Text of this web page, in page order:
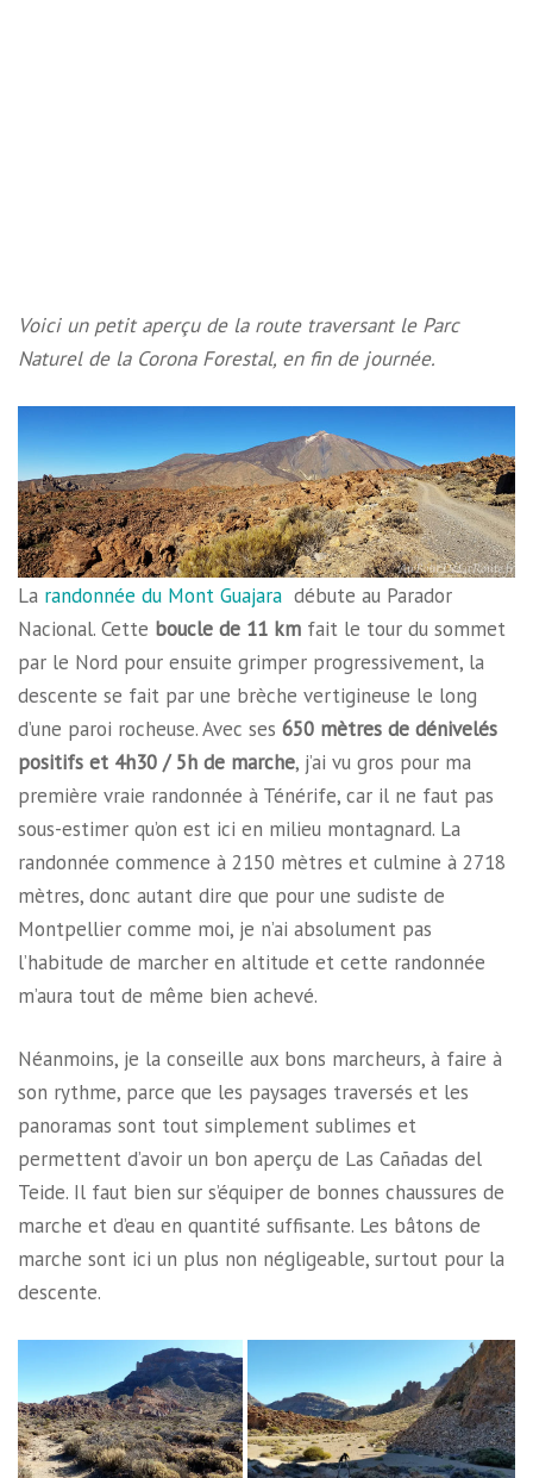
Voici un petit aperçu de la route traversant le Parc
Naturel de la Corona Forestal, en fin de journée.
La randonnée du Mont Guajara débute au Parador
Nacional. Cette boucle de 11 km fait le tour du sommet
par le Nord pour ensuite grimper progressivement, la
descente se fait par une brèche vertigineuse le long
d’une paroi rocheuse. Avec ses 650 mètres de dénivelés
positifs et 4h30 / 5h de marche, j’ai vu gros pour ma
première vraie randonnée à Ténérife, car il ne faut pas
sous-estimer qu’on est ici en milieu montagnard. La
randonnée commence à 2150 mètres et culmine à 2718
mètres, donc autant dire que pour une sudiste de
Montpellier comme moi, je n’ai absolument pas
l’habitude de marcher en altitude et cette randonnée
m’aura tout de même bien achevé.
Néanmoins, je la conseille aux bons marcheurs, à faire à
son rythme, parce que les paysages traversés et les
panoramas sont tout simplement sublimes et
permettent d’avoir un bon aperçu de Las Cañadas del
Teide. Il faut bien sur s’équiper de bonnes chaussures de
marche et d’eau en quantité suffisante. Les bâtons de
marche sont ici un plus non négligeable, surtout pour la
descente.